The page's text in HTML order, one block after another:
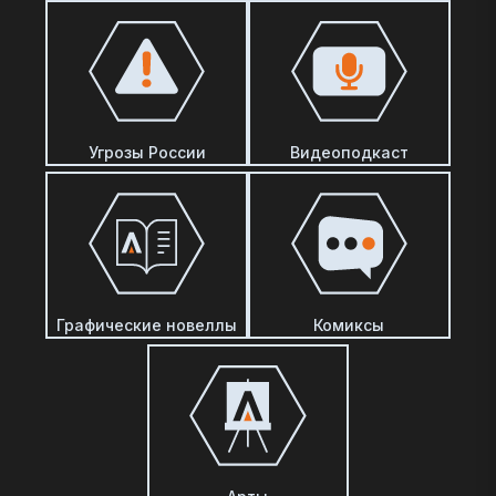
Угрозы России Видеоподкаст
Графические новеллы Комиксы